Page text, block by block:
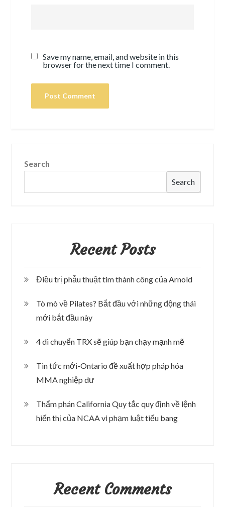
Save my name, email, and website in this
browser for the next time I comment.
Search
Search
Recent Posts
Điều trị phẫu thuật tim thành công của Arnold
Tò mò về Pilates? Bắt đầu với những động thái
mới bắt đầu này
4 di chuyển TRX sẽ giúp bạn chạy mạnh mẽ
Tin tức mới-Ontario đề xuất hợp pháp hóa
MMA nghiệp dư
Thẩm phán California Quy tắc quy định về lệnh
hiển thị của NCAA vi phạm luật tiểu bang
Recent Comments